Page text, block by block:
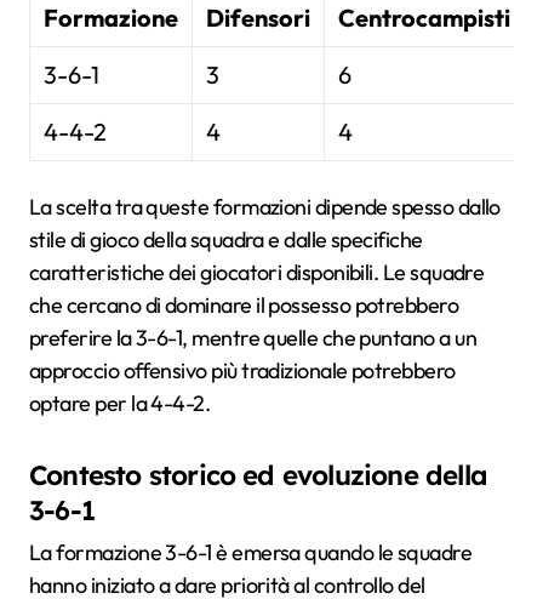
Formazione Difensori Centrocampisti
3-6-1
3 6
4-4-2
4 4
La scelta tra queste formazioni dipende spesso dallo
stile di gioco della squadra e dalle specifiche
caratteristiche dei giocatori disponibili. Le squadre
che cercano di dominare il possesso potrebbero
preferire la 3-6-1, mentre quelle che puntano a un
approccio offensivo più tradizionale potrebbero
optare per la 4-4-2.
Contesto storico ed evoluzione della
3-6-1
La formazione 3-6-1 è emersa quando le squadre
hanno iniziato a dare priorità al controllo del